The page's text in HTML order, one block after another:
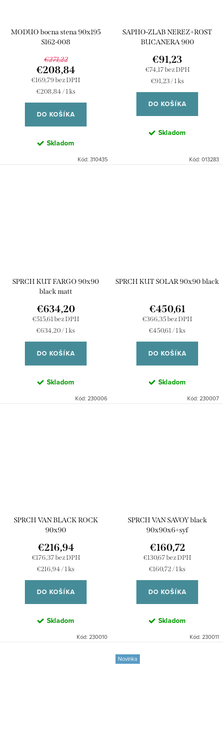
MODUO bocna stena 90x195
S162-008
€271,22
€169,79 bez DPH
€208,84
Jednotková
cena:
€208,84 / 1 ks
DO KOŠÍKA
Skladom
Kód: 310435
SAPHO-ZLAB NEREZ+ROST
BUCANERA 900
€74,17 bez DPH
€91,23
Jednotková
cena:
€91,23 / 1 ks
DO KOŠÍKA
Skladom
Kód: 013283
SPRCH KUT FARGO 90x90
black matt
€515,61 bez DPH
€634,20
Jednotková
€634,20 / 1 ks
DO KOŠÍKA
Skladom
Kód: 230006
SPRCH KUT SOLAR 90x90 black
€366,35 bez DPH
€450,61
Jednotková
€450,61 / 1 ks
DO KOŠÍKA
Skladom
Kód: 230007
SPRCH VAN BLACK ROCK
90x90
€176,37 bez DPH
€216,94
Jednotková
cena:
€216,94 / 1 ks
DO KOŠÍKA
Skladom
Kód: 230010
SPRCH VAN SAVOY black
90x90x6+syf
€130,67 bez DPH
€160,72
Jednotková
cena:
€160,72 / 1 ks
DO KOŠÍKA
Skladom
Kód: 230011
Novinka